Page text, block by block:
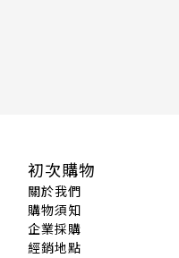
初次購物
關於我們
購物須知
企業採購
經銷地點